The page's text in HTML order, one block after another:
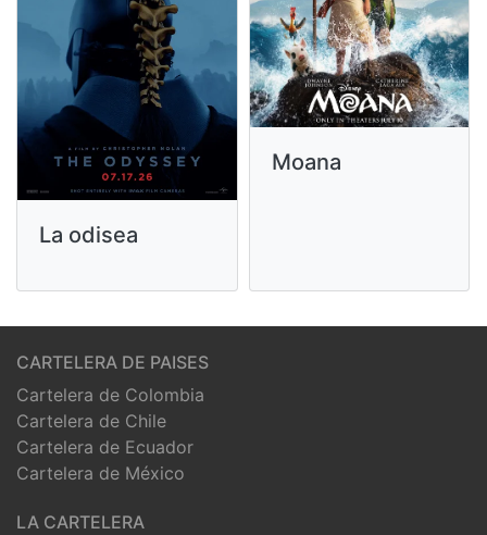
La odisea
Moana
CARTELERA DE PAISES
Cartelera de Colombia
Cartelera de Chile
Cartelera de Ecuador
Cartelera de México
LA CARTELERA